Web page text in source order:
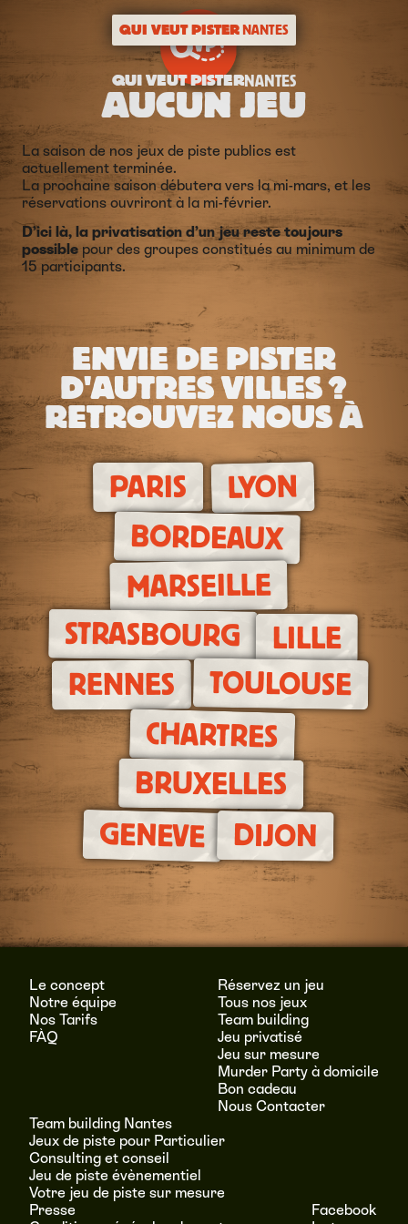
QUI VEUT PISTERNANTES
QUI VEUT PISTERNANTES
AUCUN JEU
La saison de nos jeux de piste publics est
actuellement terminée.
La prochaine saison débutera vers la mi-mars, et les
réservations ouvriront à la mi-février.
D’ici là, la privatisation d’un jeu reste toujours
possible pour des groupes constitués au minimum de
15 participants.
ENVIE DE PISTER
D'AUTRES VILLES ?
RETROUVEZ NOUS À
PARIS LYON
BORDEAUX
MARSEILLE
STRASBOURG LILLE
RENNES TOULOUSE
CHARTRES
BRUXELLES
GENEVE DIJON
Le concept
Notre équipe
Nos Tarifs
FÀQ
Réservez un jeu
Tous nos jeux
Team building
Jeu privatisé
Jeu sur mesure
Murder Party à domicile
Bon cadeau
Nous Contacter
Team building Nantes
Jeux de piste pour Particulier
Consulting et conseil
Jeu de piste évènementiel
Votre jeu de piste sur mesure
Presse
Facebook